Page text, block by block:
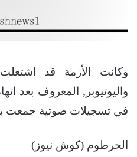
وكانت الأزمة قد
واليوتيوبر, المعروف بعد
في تسجيلات صوتية جمعت
الخرطوم (كوش نيوز)